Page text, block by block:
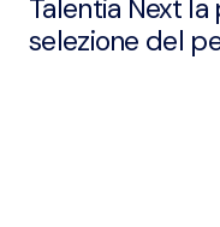
Talentia Next
selezione del